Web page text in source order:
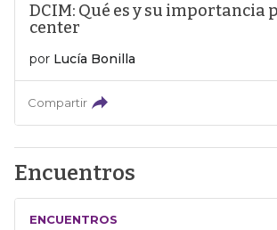
DCIM: Qué es y su importancia
center
por Lucía Bonilla
Compartir
Encuentros
ENCUENTROS